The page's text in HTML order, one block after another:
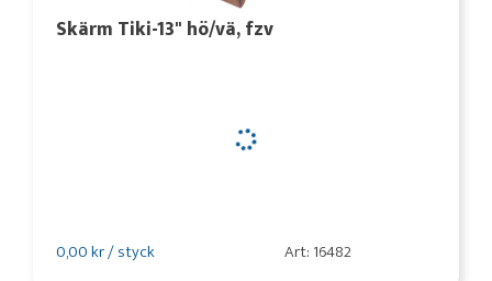
Skärm Tiki-13" hö/vä, fzv
0,00 kr / styck Art: 16482